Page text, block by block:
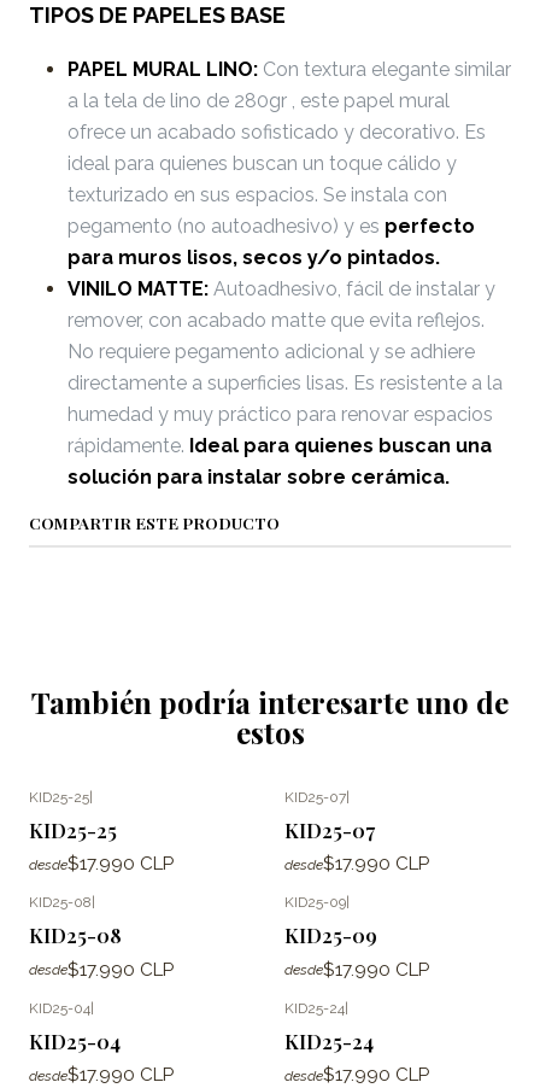
TIPOS DE PAPELES BASE
PAPEL MURAL LINO: Con textura elegante similar
a la tela de lino de 280gr , este papel mural
ofrece un acabado sofisticado y decorativo. Es
ideal para quienes buscan un toque cálido y
texturizado en sus espacios. Se instala con
pegamento (no autoadhesivo) y es perfecto
para muros lisos, secos y/o pintados.
VINILO MATTE: Autoadhesivo, fácil de instalar y
remover, con acabado matte que evita reflejos.
No requiere pegamento adicional y se adhiere
directamente a superficies lisas. Es resistente a la
humedad y muy práctico para renovar espacios
rápidamente. Ideal para quienes buscan una
solución para instalar sobre cerámica.
COMPARTIR ESTE PRODUCTO
También podría interesarte uno de
estos
KID25-25
KID25-25
desde$17.990 CLP
KID25-07
KID25-07
desde$17.990 CLP
KID25-08
KID25-08
desde$17.990 CLP
KID25-09
KID25-09
desde$17.990 CLP
KID25-04|
KID25-04
desde$17.990 CLP
KID25-24|
KID25-24
desde$17.990 CLP